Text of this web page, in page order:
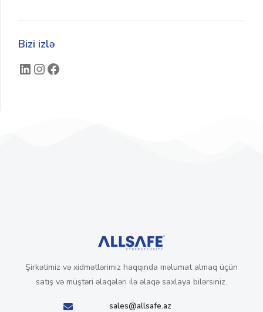
Bizi izlə
Şirkətimiz və xidmətlərimiz haqqında məlumat almaq üçün
satış və müştəri əlaqələri ilə əlaqə saxlaya bilərsiniz.
sales@allsafe.az